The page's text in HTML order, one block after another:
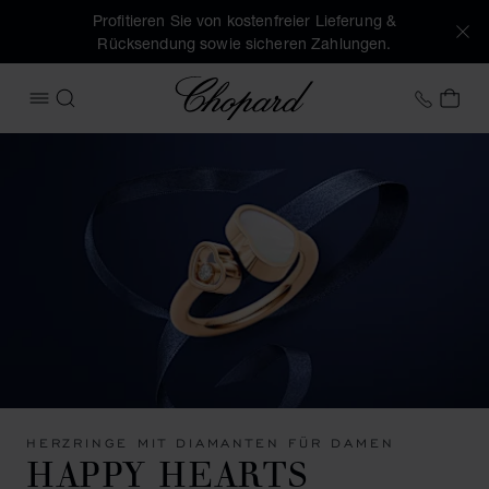
Profitieren Sie von kostenfreier Lieferung &
Rücksendung sowie sicheren Zahlungen.
MENÜ ÖFFNEN
SUCHEN
Chopard +49
HERZRINGE MIT DIAMANTEN FÜR DAMEN
HAPPY HEARTS